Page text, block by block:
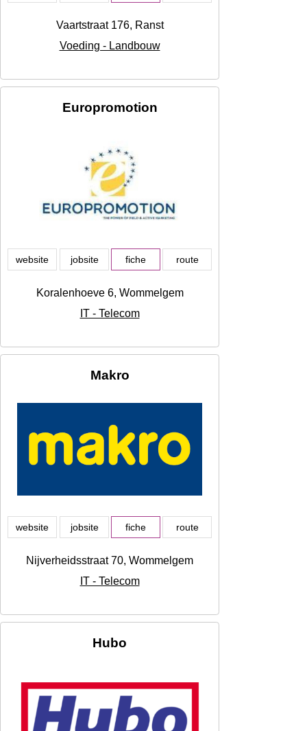
Vaartstraat 176, Ranst
Voeding - Landbouw
Europromotion
website jobsite fiche route
Koralenhoeve 6, Wommelgem
IT - Telecom
Makro
website jobsite fiche route
Nijverheidsstraat 70, Wommelgem
IT - Telecom
Hubo